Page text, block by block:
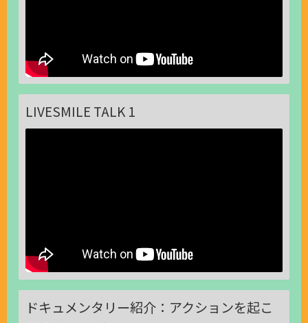
LIVESMILE TALK 1
ドキュメンタリー紹介：アクションを起こ